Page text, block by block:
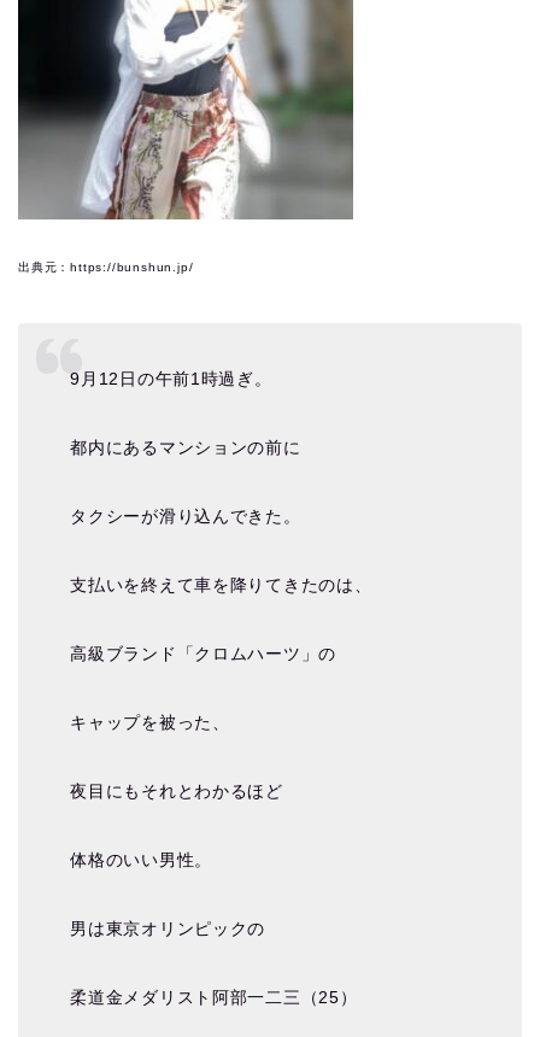
出典元：https://bunshun.jp/
9月12日の午前1時過ぎ。
都内にあるマンションの前に
タクシーが滑り込んできた。
支払いを終えて車を降りてきたのは、
高級ブランド「クロムハーツ」の
キャップを被った、
夜目にもそれとわかるほど
体格のいい男性。
男は東京オリンピックの
柔道金メダリスト阿部一二三（25）